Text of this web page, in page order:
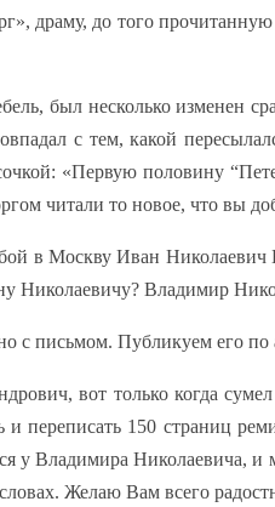
драму, до того
был несколько изменен
с тем, какой
«Первую половину
читали то новое, что вы
в Москву Иван Николаевич
Николаевичу? Владимир
с письмом. Публикуем его по
вот только когда
переписать 150 страниц
у Владимира Николаевича, и
Желаю Вам всего